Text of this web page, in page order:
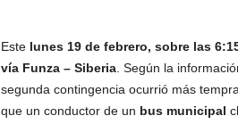
Este lunes 19 de febrero, sobre las
vía Funza – Siberia. Según la
segunda contingencia ocurrió más
que un conductor de un bus municipal